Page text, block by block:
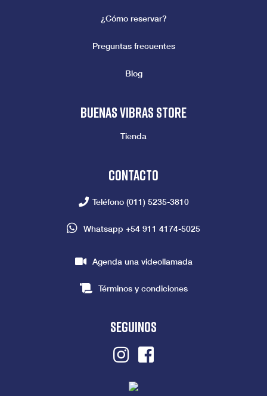
¿Cómo reservar?
Preguntas frecuentes
Blog
Buenas vibras store
Tienda
Contacto
Teléfono (011) 5235-3810
Whatsapp +54 911 4174-5025
Agenda una videollamada
Términos y condiciones
seguinos
InstagramFacebook